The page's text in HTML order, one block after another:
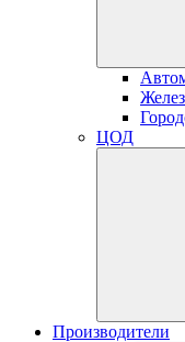
ЦОД
Производители